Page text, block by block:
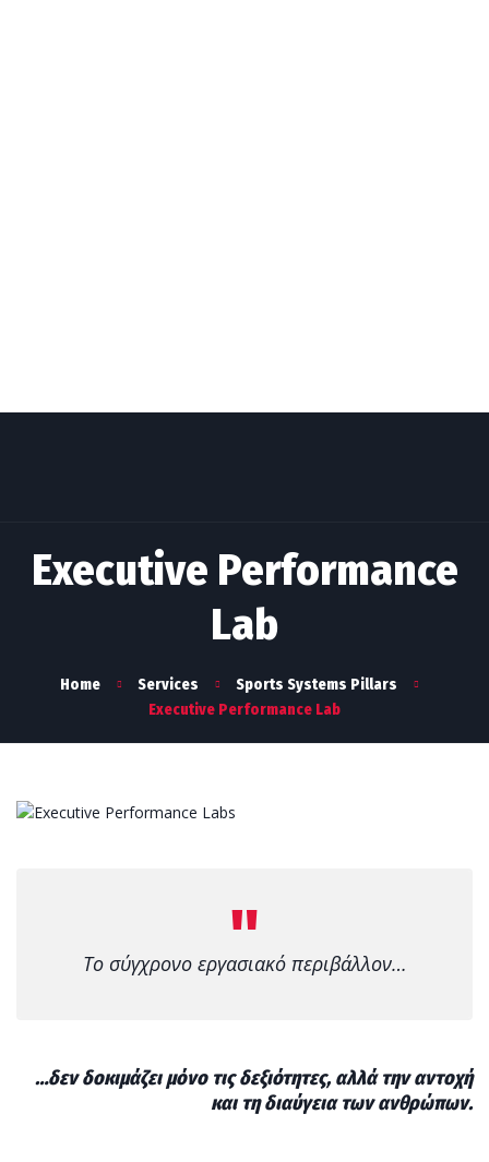
Executive Performance
Lab
Home Services
Sports Systems Pillars
Executive Performance Lab
Το σύγχρονο εργασιακό περιβάλλον…
…δεν δοκιμάζει μόνο τις δεξιότητες, αλλά την αντοχή
και τη διαύγεια των ανθρώπων.